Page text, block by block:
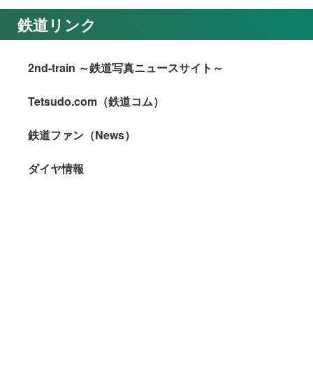
鉄道リンク
2nd-train ～鉄道写真ニュースサイト～
Tetsudo.com（鉄道コム）
鉄道ファン（News）
ダイヤ情報